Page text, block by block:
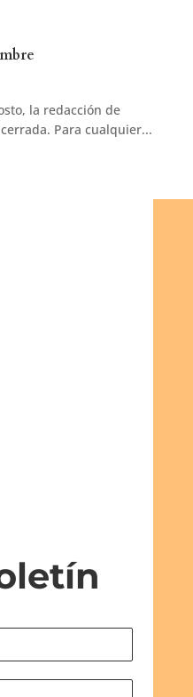
la redacción de
Para cualquier...